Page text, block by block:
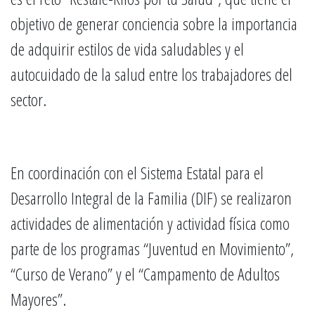
objetivo de generar conciencia sobre la importancia
de adquirir estilos de vida saludables y el
autocuidado de la salud entre los trabajadores del
sector.
En coordinación con el Sistema Estatal para el
Desarrollo Integral de la Familia (DIF) se realizaron
actividades de alimentación y actividad física como
parte de los programas “Juventud en Movimiento”,
“Curso de Verano” y el “Campamento de Adultos
Mayores”.